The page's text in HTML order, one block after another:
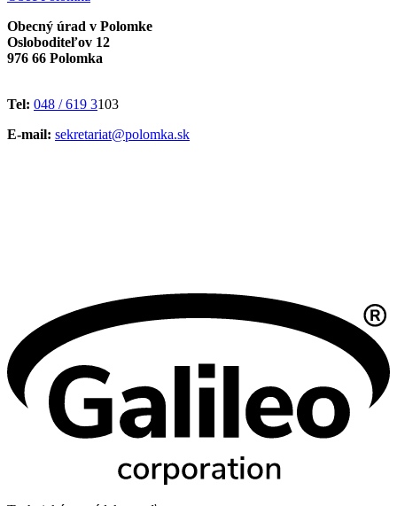
Obecný úrad v Polomke
Osloboditeľov 12
976 66 Polomka
Tel: 048 / 619 3103
E-mail: sekretariat@polomka.sk